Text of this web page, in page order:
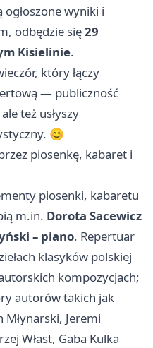
wyniki i
odbędzie się29
Kisielinie.
który łączy
— publiczność
też usłyszy
😊
piosenkę, kabaret i
piosenki, kabaretu
m.in. Dorota Sacewicz
– piano. Repertuar
klasyków polskiej
kompozycjach;
autorów takich jak
Młynarski, Jeremi
Włast, Gaba Kulka